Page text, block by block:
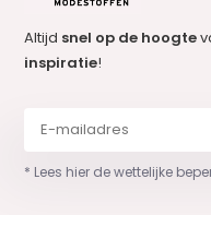
Altijd snel op de hoogte
inspiratie!
* Lees hier de wettelijke